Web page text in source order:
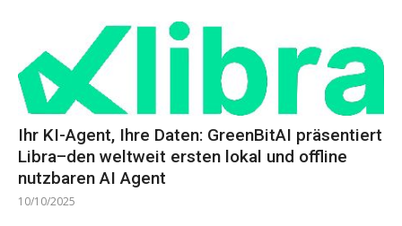
Ihr KI-Agent, Ihre Daten: GreenBitAI präsentiert
Libra–den weltweit ersten lokal und offline
nutzbaren AI Agent
10/10/2025